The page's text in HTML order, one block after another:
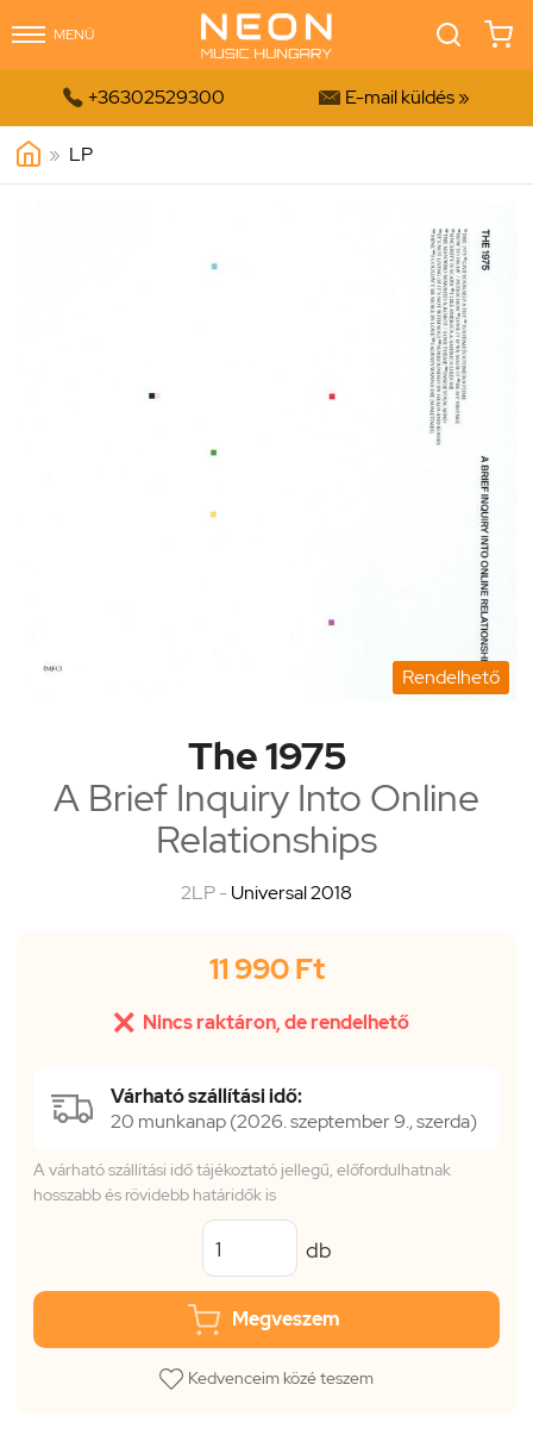
MENÜ
 +36302529300  E-mail küldés »
» LP
Rendelhető
The 1975
A Brief Inquiry Into Online
Relationships
2LP -Universal 2018
11 990 Ft
 Nincs raktáron, de rendelhető
Várható szállítási idő:
20 munkanap (2026. szeptember 9., szerda)
A várható szállítási idő tájékoztató jellegű, előfordulhatnak
hosszabb és rövidebb határidők is
db
Megveszem
Kedvenceim közé teszem